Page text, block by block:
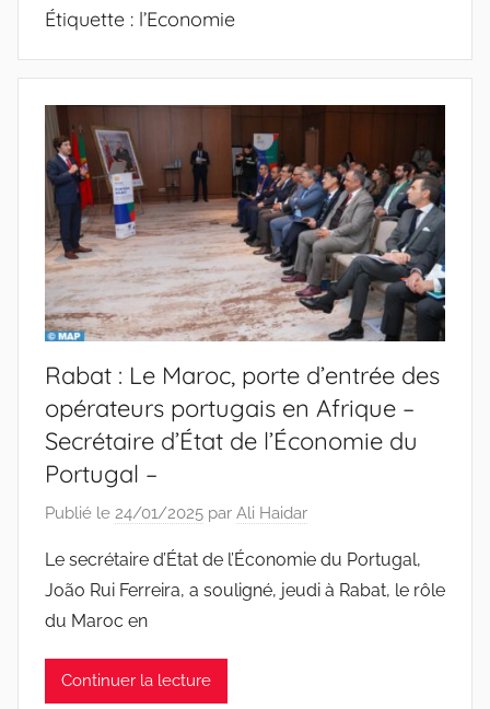
révéléeÉtiquette : l’Economie
Rabat : Le Maroc, porte d’entrée des
opérateurs portugais en Afrique –
Secrétaire d’État de l’Économie du
Portugal –
Publié le 24/01/2025 par Ali Haidar
Le secrétaire d’État de l’Économie du Portugal,
João Rui Ferreira, a souligné, jeudi à Rabat, le rôle
du Maroc en
Continuer la lecture